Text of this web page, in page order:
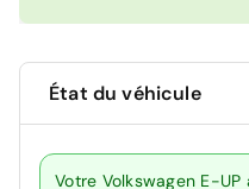
État du véhicule
Votre Volkswagen E-